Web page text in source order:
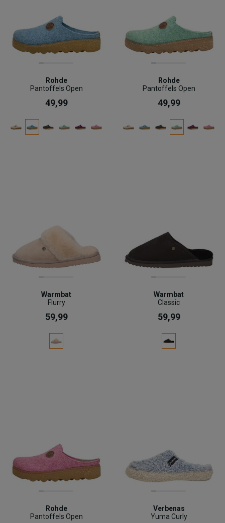
Rohde
Pantoffels Open
49,99
Rohde
Pantoffels Open
49,99
Warmbat
Flurry
59,99
Warmbat
Classic
59,99
Rohde
Pantoffels Open
Verbenas
Yuma Curly